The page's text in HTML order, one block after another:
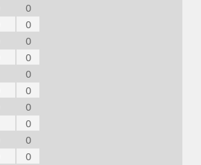
0
0
0
0
0
0
0
0
0
0